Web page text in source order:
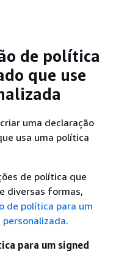
de política
que use
uma declaração
usa uma política
de política que
diversas formas,
de política para um
personalizada.
para um signed